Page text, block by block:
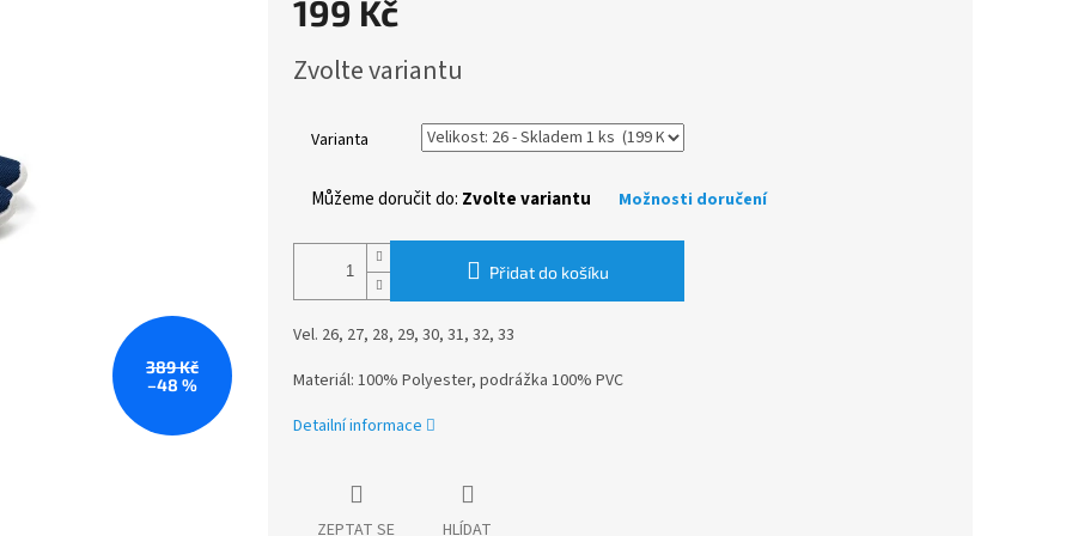
389 Kč
–48 %
199 Kč
cena:
Zvolte variantu
Varianta
Můžeme doručit do: Zvolte variantu Možnosti doručení
Přidat do košíku
Vel. 26, 27, 28, 29, 30, 31, 32, 33
Materiál: 100% Polyester, podrážka 100% PVC
Detailní informace
ZEPTAT SE HLÍDAT